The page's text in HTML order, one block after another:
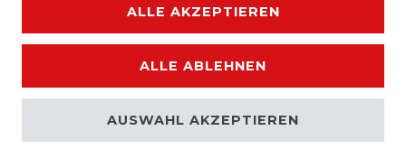
VERTRAG WIDERRUFEN
© Copyright 2026 | Alle Rechte vorbehalten.
ALLE AKZEPTIEREN
ALLE ABLEHNEN
AUSWAHL AKZEPTIEREN